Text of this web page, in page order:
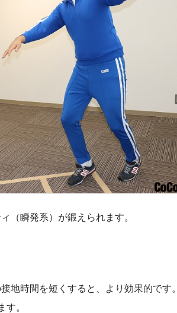
（瞬発系）が鍛えられます。
時間を短くすると、より効果的です。
。